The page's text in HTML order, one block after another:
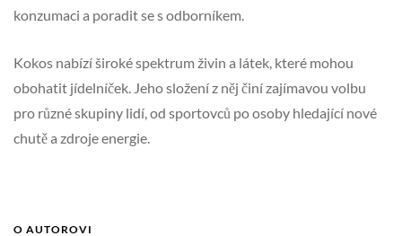
konzumaci a poradit se s odborníkem.
Kokos nabízí široké spektrum živin a látek, které mohou
obohatit jídelníček. Jeho složení z něj činí zajímavou volbu
pro různé skupiny lidí, od sportovců po osoby hledající nové
chutě a zdroje energie.
O AUTOROVI